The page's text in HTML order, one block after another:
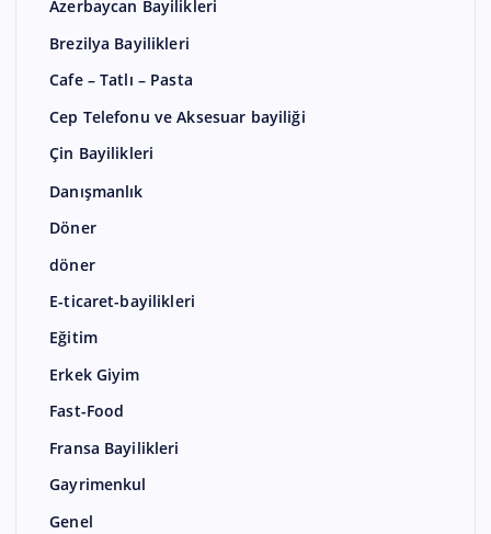
Azerbaycan Bayilikleri
Brezilya Bayilikleri
Cafe – Tatlı – Pasta
Cep Telefonu ve Aksesuar bayiliği
Çin Bayilikleri
Danışmanlık
Döner
döner
E-ticaret-bayilikleri
Eğitim
Erkek Giyim
Fast-Food
Fransa Bayilikleri
Gayrimenkul
Genel